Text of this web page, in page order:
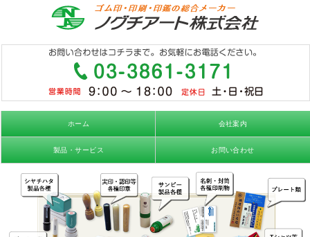
ホーム 会社案内
製品・サービス お問い合わせ